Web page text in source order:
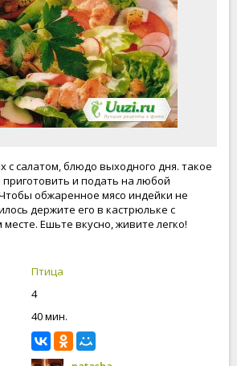
с салатом, блюдо выходного дня. такое
и подать на любой
обжаренное мясо индейки не
держите его в кастрюльке с
Ешьте вкусно, живите легко!
Птица
4
40 мин.